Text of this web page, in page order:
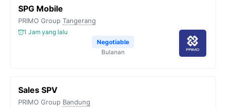
SPG Mobile
PRIMO Group Tangerang
1 Jam yang lalu
Negotiable
Bulanan
Sales SPV
PRIMO Group Bandung